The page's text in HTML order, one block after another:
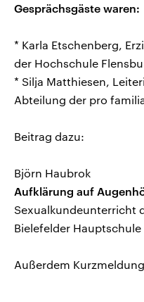
Gesprächsgäste waren:
* Karla Etschenberg,
der Hochschule
* Silja Matthiesen,
Abteilung der pro
Beitrag dazu:
Björn Haubrok
Aufklärung auf
Sexualkundeunterricht
Bielefelder Hauptschule
Außerdem